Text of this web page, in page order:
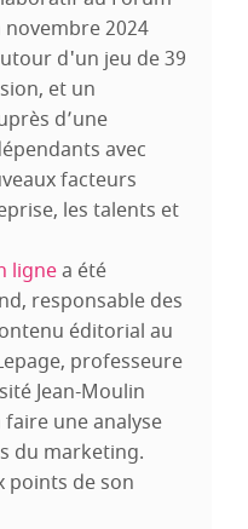
2024
d'un jeu de 39
et un
d’une
avec
facteurs
les talents et
lignea été
responsable des
éditorial au
professeure
Jean-Moulin
une analyse
du marketing.
points de son